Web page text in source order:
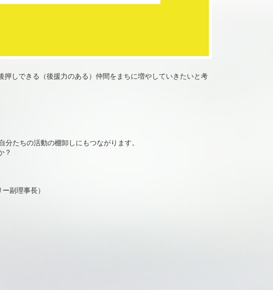
しできる（後援力のある）仲間をまちに増やしていきたいと考
たちの活動の棚卸しにもつながります。
？
副理事長）